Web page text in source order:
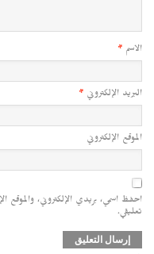
الاسم *
البريد الإلكتروني *
الموقع الإلكتروني
احفظ اسمي، بريدي الإلكتروني، والموقع
تعليقي.